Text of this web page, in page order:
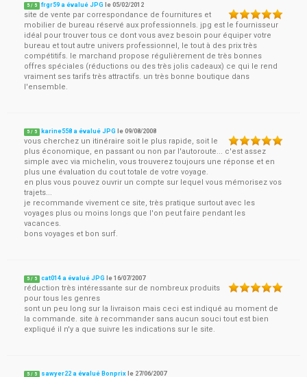
5 / 5 frgr59 a évalué JPG le05/02/2012
site de vente par correspondance de fournitures et
mobilier de bureau réservé aux professionnels. jpg est le fournisseur
idéal pour trouver tous ce dont vous avez besoin pour équiper votre
bureau et tout autre univers professionnel, le tout à des prix très
compétitifs. le marchand propose régulièrement de très bonnes
offres spéciales (réductions ou des très jolis cadeaux) ce qui le rend
vraiment ses tarifs très attractifs. un très bonne boutique dans
l'ensemble.
5 / 5 karine558 a évalué JPG le09/08/2008
vous cherchez un itinéraire soit le plus rapide, soit le
plus économique, en passant ou non par l'autoroute... c'est assez
simple avec via michelin, vous trouverez toujours une réponse et en
plus une évaluation du cout totale de votre voyage.
en plus vous pouvez ouvrir un compte sur lequel vous mémorisez vos
trajets...
je recommande vivement ce site, très pratique surtout avec les
voyages plus ou moins longs que l'on peut faire pendant les
vacances.
bons voyages et bon surf.
5 / 5 cat014 a évalué JPG le16/07/2007
réduction très intéressante sur de nombreux produits
pour tous les genres
sont un peu long sur la livraison mais ceci est indiqué au moment de
la commande. site à recommander sans aucun souci tout est bien
expliqué il n'y a que suivre les indications sur le site.
5 / 5 sawyer22 a évalué Bonprix le 27/06/2007